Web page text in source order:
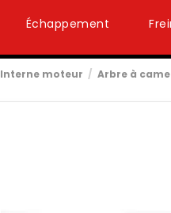
Échappement
Interne moteur Arbre à came